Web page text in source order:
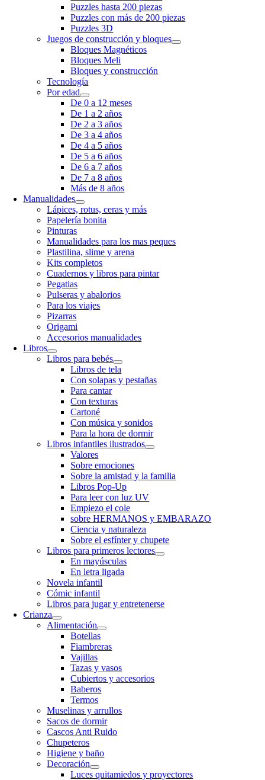
Puzzles hasta 200 piezas
Puzzles con más de 200 piezas
Puzzles 3D
Juegos de construcción y bloques
Bloques Magnéticos
Bloques Meli
Bloques y construcción
Tecnología
Por edad
De 0 a 12 meses
De 1 a 2 años
De 2 a 3 años
De 3 a 4 años
De 4 a 5 años
De 5 a 6 años
De 6 a 7 años
De 7 a 8 años
Más de 8 años
Manualidades
Lápices, rotus, ceras y más
Papelería bonita
Pinturas
Manualidades para los mas peques
Plastilina, slime y arena
Kits completos
Cuadernos y libros para pintar
Pegatias
Pulseras y abalorios
Para los viajes
Pizarras
Origami
Accesorios manualidades
Libros
Libros para bebés
Libros de tela
Con solapas y pestañas
Para cantar
Con texturas
Cartoné
Con música y sonidos
Para la hora de dormir
Libros infantiles ilustrados
Valores
Sobre emociones
Sobre la amistad y la familia
Libros Pop-Up
Para leer con luz UV
Empiezo el cole
sobre HERMANOS y EMBARAZO
Ciencia y naturaleza
Sobre el esfínter y chupete
Libros para primeros lectores
En mayúsculas
En letra ligada
Novela infantil
Cómic infantil
Libros para jugar y entretenerse
Crianza
Alimentación
Botellas
Fiambreras
Vajillas
Tazas y vasos
Cubiertos y accesorios
Baberos
Termos
Muselinas y arrullos
Sacos de dormir
Cascos Anti Ruido
Chupeteros
Higiene y baño
Decoración
Luces quitamiedos y proyectores